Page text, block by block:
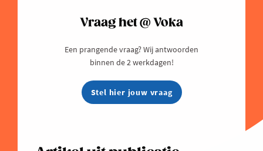
Vraag het @ Voka
Een prangende vraag? Wij antwoorden
binnen de 2 werkdagen!
Stel hier jouw vraag